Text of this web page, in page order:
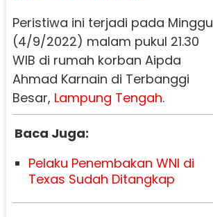
Peristiwa ini terjadi pada Minggu
(4/9/2022) malam pukul 21.30
WIB di rumah korban Aipda
Ahmad Karnain di Terbanggi
Besar, Lampung Tengah.
Baca Juga:
Pelaku Penembakan WNI di
Texas Sudah Ditangkap